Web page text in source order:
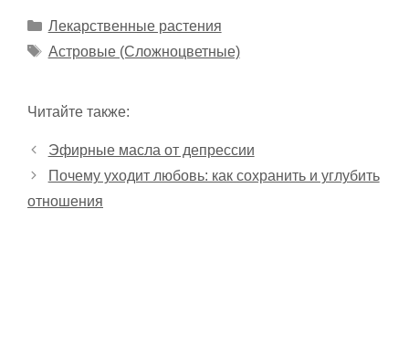
Рубрики
Лекарственные растения
Метки
Астровые (Сложноцветные)
Читайте также:
Эфирные масла от депрессии
Почему уходит любовь: как сохранить и углубить
отношения